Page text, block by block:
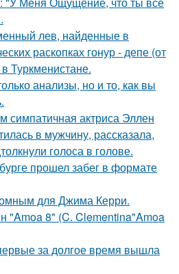
лев, найденные в
раскопках гонур - депе (от
Туркменистане.
анализы, но и то, как вы
симпатичная актриса Эллен
в мужчину, рассказала,
голоса в голове.
прошел забег в формате
для Джима Керри.
"Amoa 8" (C. Clementina"Amoa
за долгое время вышла